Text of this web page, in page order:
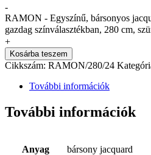
-
RAMON - Egyszínű, bársonyos
gazdag színválasztékban, 280 cm,
+
Kosárba teszem
Cikkszám: RAMON/280/24
További információk
További információk
Anyag bársony jacquard